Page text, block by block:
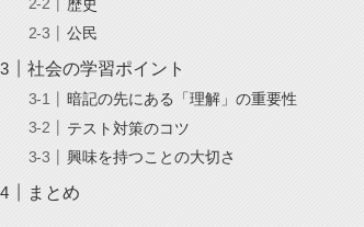
歴史
公民
社会の学習ポイント
暗記の先にある「理解」の重要性
テスト対策のコツ
興味を持つことの大切さ
まとめ